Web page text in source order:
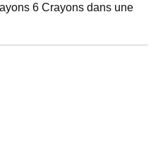
6 Crayons dans une